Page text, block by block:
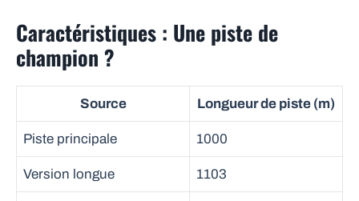
Caractéristiques : Une piste de
champion ?
Source Longueur de piste (m)
Piste principale 1000
Version longue 1103